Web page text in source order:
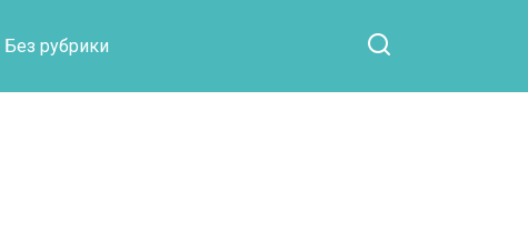
Без рубрики